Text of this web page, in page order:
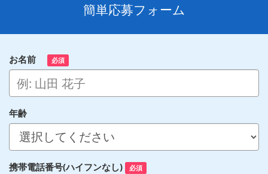
簡単応募フォーム
お名前 必須
年齢
携帯電話番号(ハイフンなし) 必須